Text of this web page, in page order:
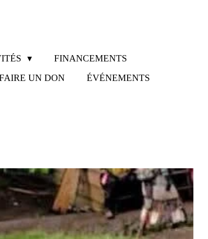
FINANCEMENTS
UN DON
ÉVÉNEMENTS